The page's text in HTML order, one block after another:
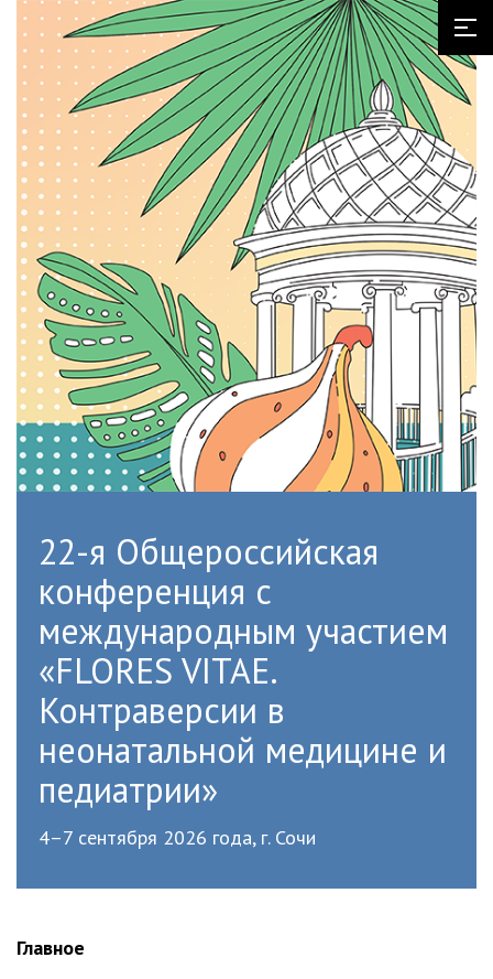
22-я Общероссийская
конференция с
международным участием
«FLORES VITAE.
Контраверсии в
неонатальной медицине и
педиатрии»
4–7 сентября 2026 года, г. Сочи
Главное